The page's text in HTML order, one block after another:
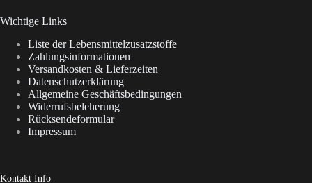
Wichtige Links
Liste der Lebensmittelzusatzstoffe
Zahlungsinformationen
Versandkosten & Lieferzeiten
Datenschutzerklärung
Allgemeine Geschäftsbedingungen
Widerrufsbeleherung
Rücksendeformular
Impressum
Kontakt Info